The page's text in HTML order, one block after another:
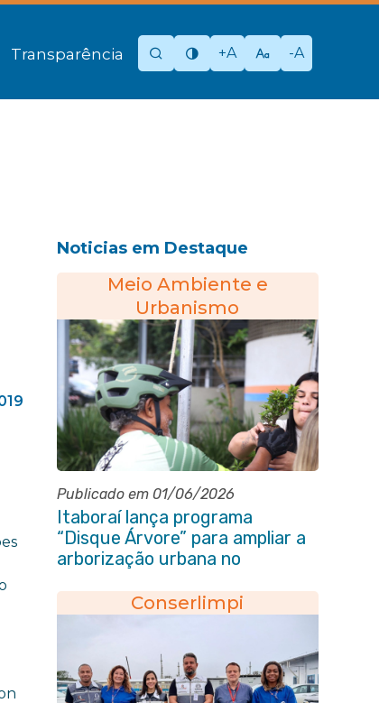
Transparência +A -A
Noticias em Destaque
Meio Ambiente e
Urbanismo
Publicado em 01/06/2026
Itaboraí lança programa
“Disque Árvore” para ampliar a
arborização urbana no
Conserlimpi